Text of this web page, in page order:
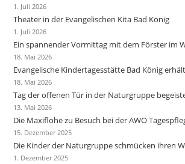
1. Juli 2026
Theater in der Evangelischen Kita Bad König
1. Juli 2026
Ein spannender Vormittag mit dem Förster im
18. Mai 2026
Evangelische Kindertagesstätte Bad König
18. Mai 2026
Tag der offenen Tür in der Naturgruppe
13. Mai 2026
Die Maxiflöhe zu Besuch bei der AWO
15. Dezember 2025
Die Kinder der Naturgruppe schmücken ihren
1. Dezember 2025